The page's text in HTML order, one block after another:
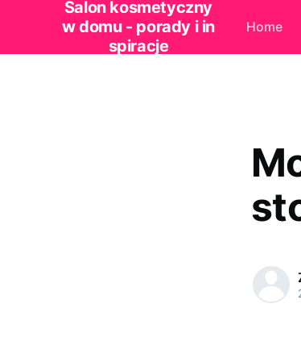
Salon kosmetyczny
w domu - porady i in
spiracje
Home